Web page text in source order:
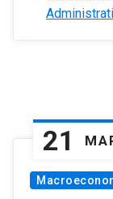
21